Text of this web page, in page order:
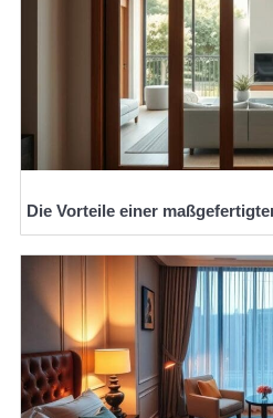
Die Vorteile einer